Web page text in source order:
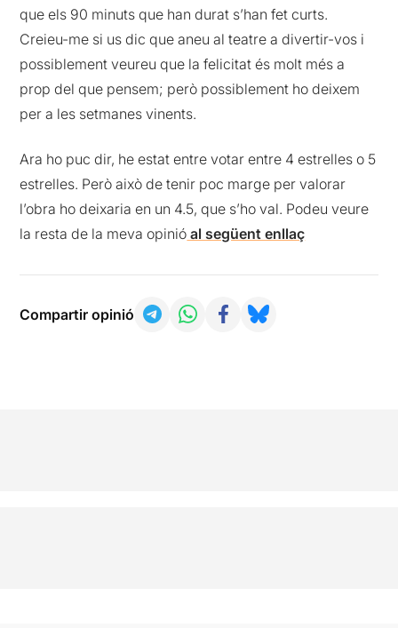
que els 90 minuts que han durat s’han fet curts.
Creieu-me si us dic que aneu al teatre a divertir-vos i
possiblement veureu que la felicitat és molt més a
prop del que pensem; però possiblement ho deixem
per a les setmanes vinents.
Ara ho puc dir, he estat entre votar entre 4 estrelles o 5
estrelles. Però això de tenir poc marge per valorar
l’obra ho deixaria en un 4.5, que s’ho val. Podeu veure
la resta de la meva opinió al següent enllaç
Compartir opinió